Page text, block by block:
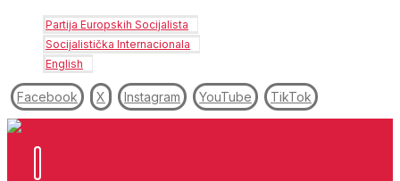
Partija Europskih Socijalista
Socijalistička Internacionala
English
Facebook X Instagram YouTube TikTok